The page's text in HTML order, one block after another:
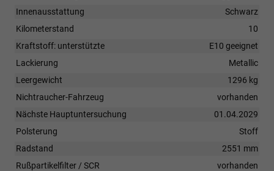
Innenausstattung
Schwarz
Kilometerstand
10
Kraftstoff: unterstützte
E10 geeignet
Lackierung
Metallic
Leergewicht
1296 kg
Nichtraucher-Fahrzeug
vorhanden
Nächste Hauptuntersuchung
01.04.2029
Polsterung
Stoff
Radstand
2551 mm
Rußpartikelfilter / SCR
vorhanden